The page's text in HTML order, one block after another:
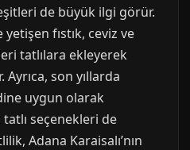
de büyük ilgi görür.
fıstık, ceviz ve
tatlılara ekleyerek
son yıllarda
uygun olarak
seçenekleri de
Adana Karaisalı’nın